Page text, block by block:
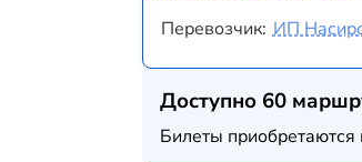
Перевозчик: ИП
Доступно 60
Билеты